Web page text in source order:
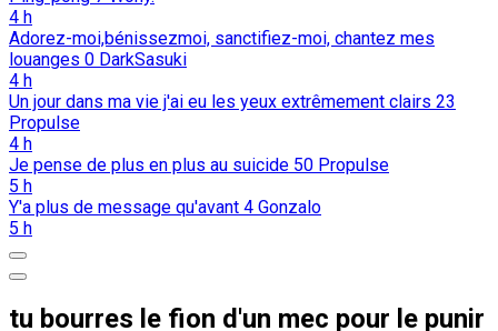
4 h
Adorez-moi,bénissezmoi, sanctifiez-moi, chantez mes
louanges 0 DarkSasuki
4 h
Un jour dans ma vie j'ai eu les yeux extrêmement clairs 23
Propulse
4 h
Je pense de plus en plus au suicide 50 Propulse
5 h
Y'a plus de message qu'avant 4 Gonzalo
5 h
tu bourres le fion d'un mec pour le punir